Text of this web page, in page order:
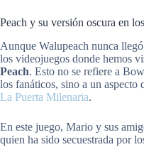
Peach y su versión oscura en
Aunque Walupeach nunca
los videojuegos donde hemos
Peach. Esto no se refiere a
los fanáticos, sino a un aspecto
La Puerta Milenaria.
En este juego, Mario y sus
quien ha sido secuestrada por